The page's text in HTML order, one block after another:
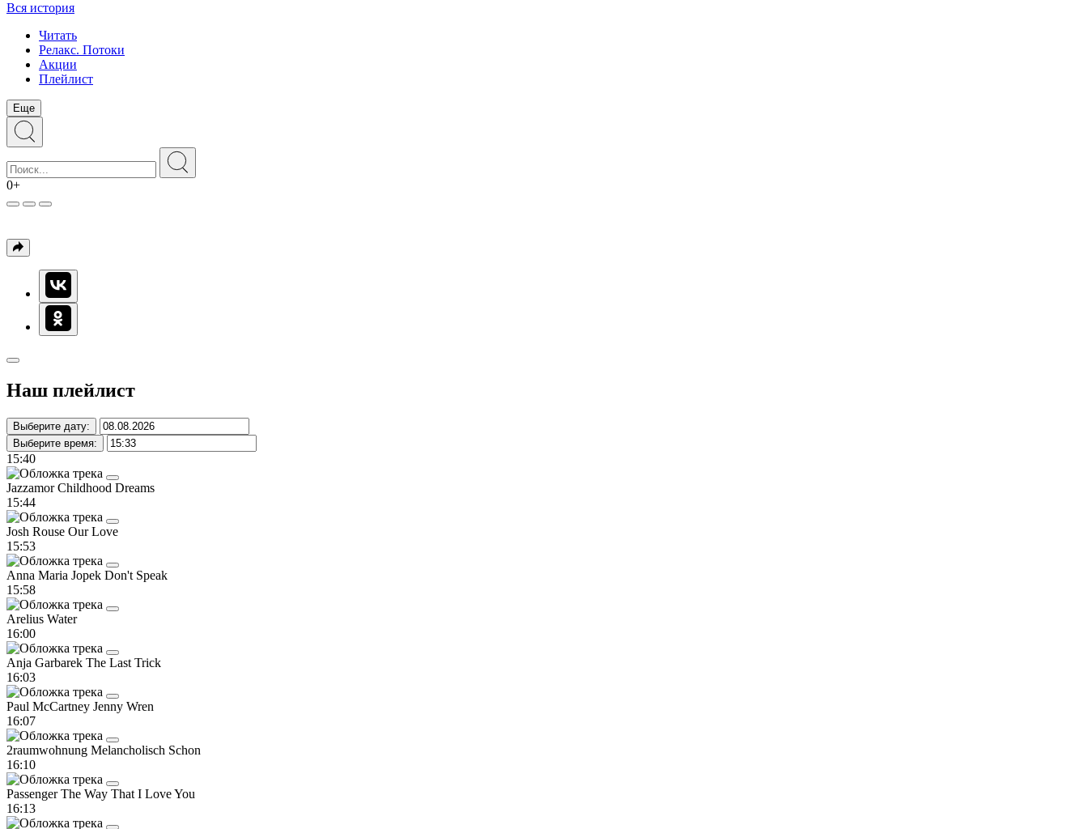
Вся история
Читать
Релакс. Потоки
Акции
Плейлист
Еще
0+
Наш плейлист
Выберите дату:
Выберите время:
15:40
JazzamorChildhood Dreams
15:44
Josh Rouse Our Love
15:53
Anna Maria Jopek Don't Speak
15:58
Arelius Water
16:00
Anja Garbarek The Last Trick
16:03
Paul McCartney Jenny Wren
16:07
2raumwohnung Melancholisch Schon
16:10
PassengerThe Way That I Love You
16:13